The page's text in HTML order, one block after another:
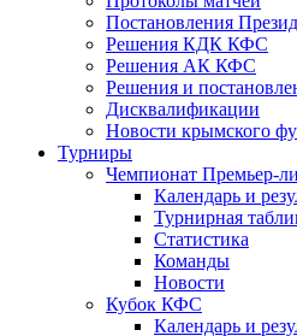
Постановления
Решения КДК КФС
Решения АК КФС
Решения и
Дисквалификации
Новости крымского
Турниры
Чемпионат Премьер-
Календарь и
Турнирная
Статистика
Команды
Новости
Кубок КФС
Календарь и